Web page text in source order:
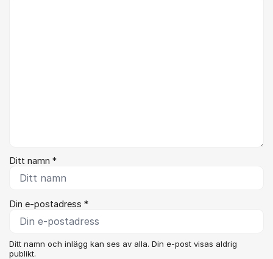
Ditt namn *
Din e-postadress *
Ditt namn och inlägg kan ses av alla. Din e-post visas aldrig
publikt.